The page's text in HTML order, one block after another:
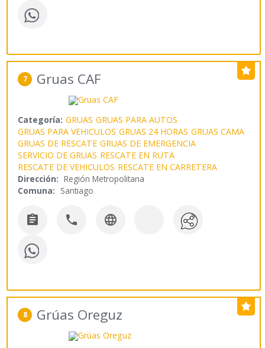
7 Gruas CAF
Categoría: GRUAS GRUAS PARA AUTOS
GRUAS PARA VEHICULOS GRUAS 24 HORAS GRUAS CAMA
GRUAS DE RESCATE GRUAS DE EMERGENCIA
SERVICIO DE GRUAS RESCATE EN RUTA
RESCATE DE VEHICULOS RESCATE EN CARRETERA
Dirección: Región Metropolitana
Comuna: Santiago
  
8 Grúas Oreguz